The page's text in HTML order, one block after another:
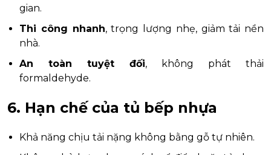
gian.
Thi công nhanh, trọng lượng nhẹ, giảm tải nền
nhà.
An toàn tuyệt đối, không phát thải
formaldehyde.
6. Hạn chế của tủ bếp nhựa
Khả năng chịu tải nặng không bằng gỗ tự nhiên.